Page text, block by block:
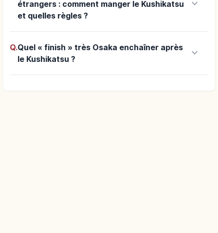
étrangers : comment manger le Kushikatsu
et quelles règles ?
keyboard_arrow_down
Q.Quel « finish » très Osaka enchaîner après
le Kushikatsu ?
keyboard_arrow_down